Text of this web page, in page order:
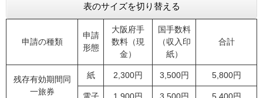
表のサイズを切り替える
申請の種類
申請
形態
大阪府手
数料（現
金）
国手数料
（収入印
紙）
合計
残存有効期間同
一旅券
紙 2,300円 3,500円 5,800円
電子 1,900円 3,500円 5,400円